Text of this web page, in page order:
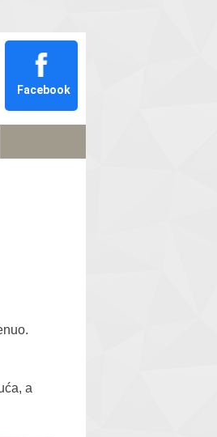
Facebook
a